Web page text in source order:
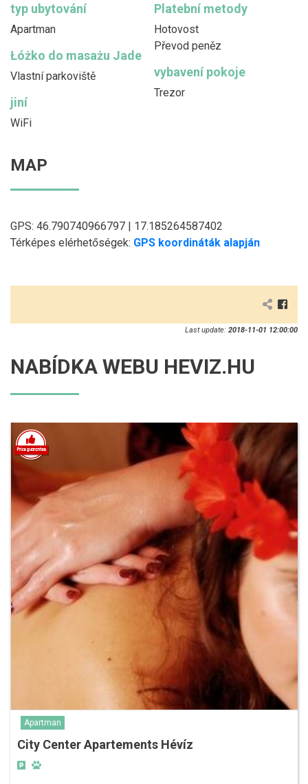
typ ubytování
Apartman
Platební metody
Hotovost
Převod peněz
Łóżko do masażu Jade
Vlastní parkoviště vybavení pokoje
Trezor
jiní
WiFi
MAP
GPS: 46.790740966797 | 17.185264587402
Térképes elérhetőségek: GPS koordináták alapján
Last update: 2018-11-01 12:00:00
NABÍDKA WEBU HEVIZ.HU
Apartman
City Center Apartements Hévíz